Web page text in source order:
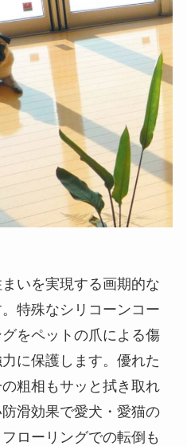
いを実現する画期的な
特殊なシリコーンコー
をペットの爪による傷
に保護します。優れた
粗相もサッと拭き取れ
滑効果で愛犬・愛猫の
ローリングでの転倒も